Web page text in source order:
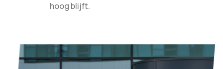
hoog blijft.​